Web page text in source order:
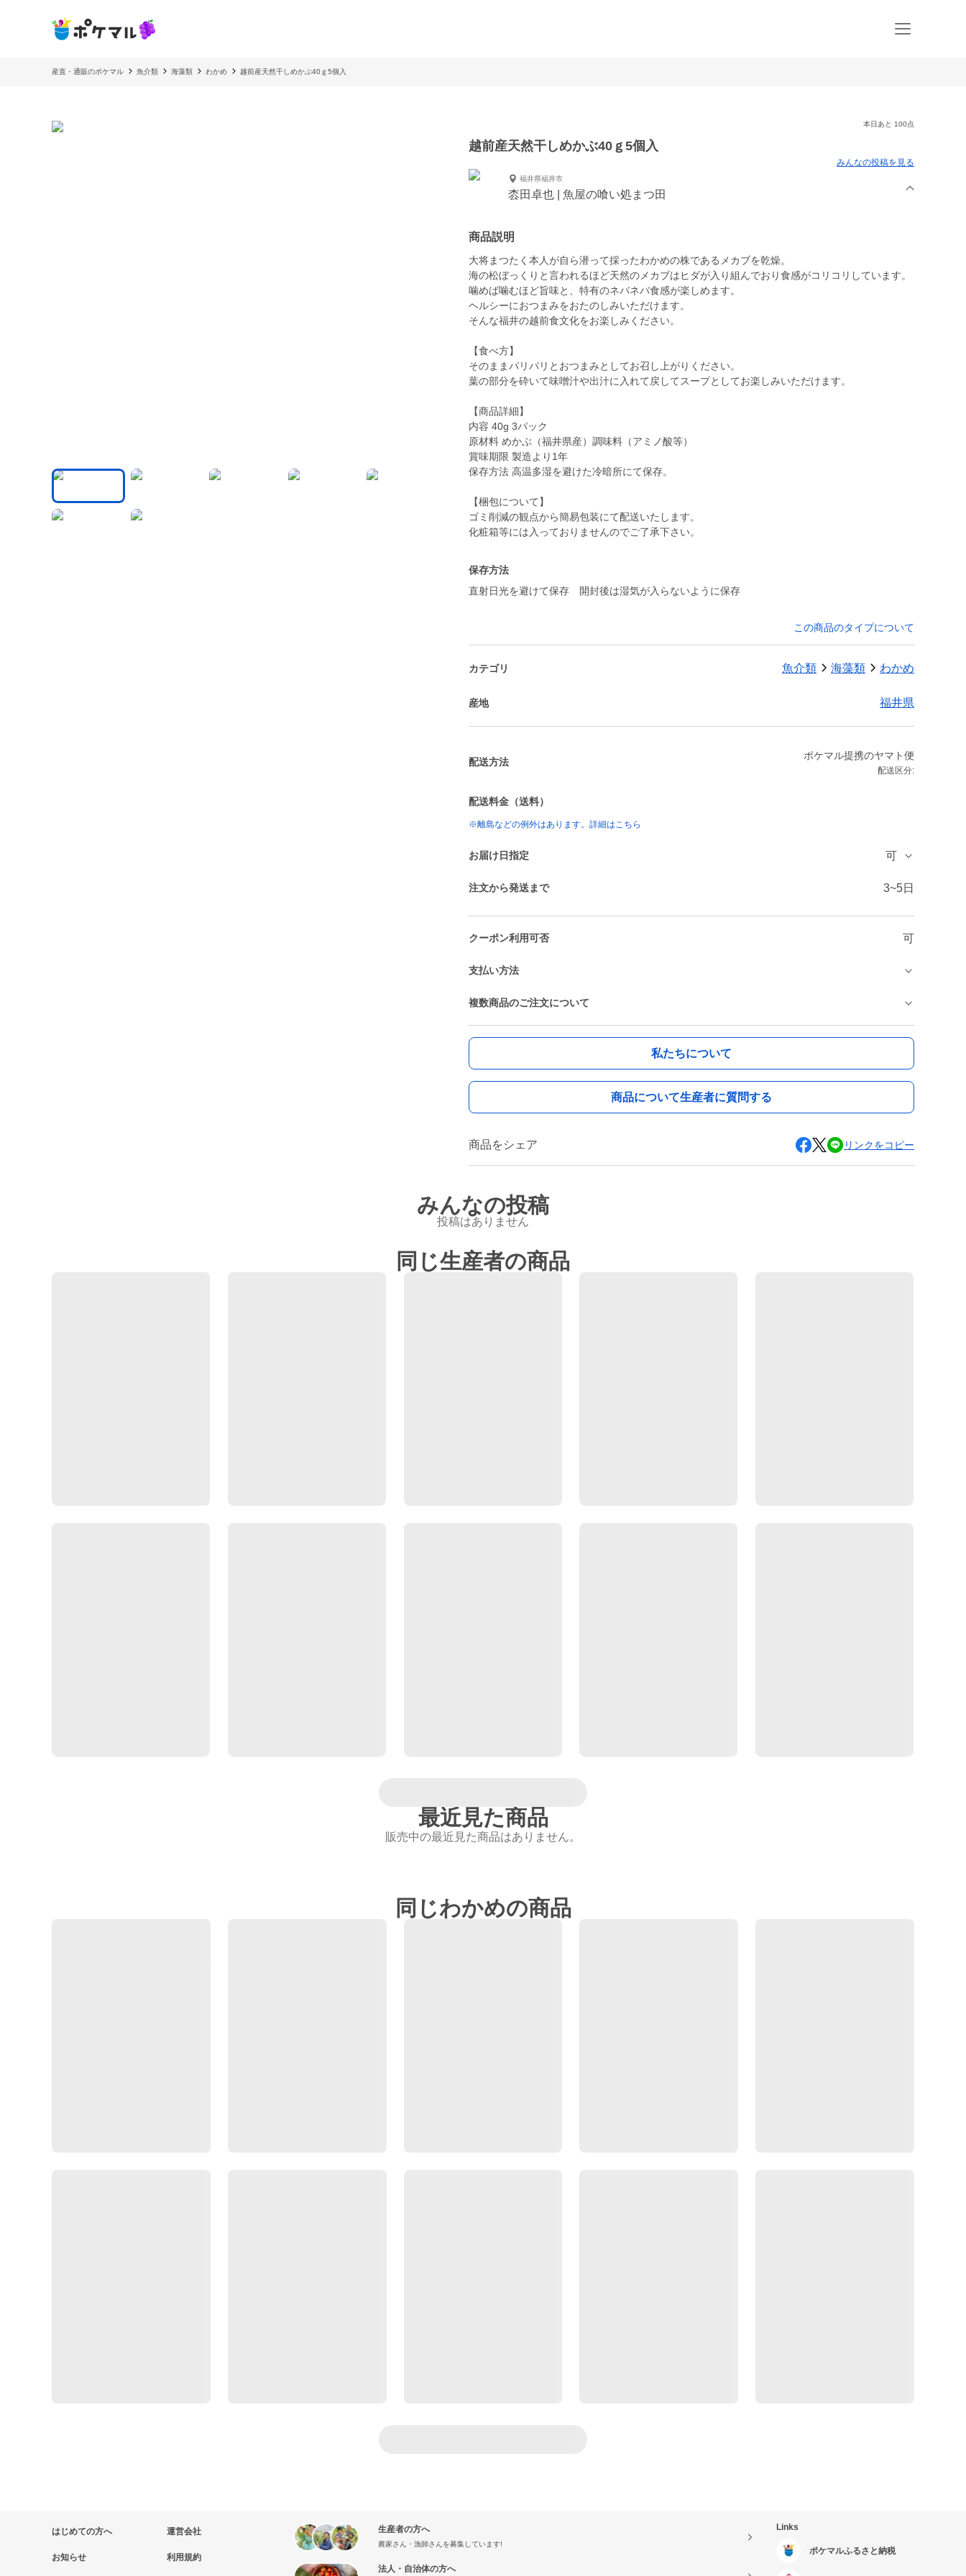
産直・通販のポケマル 魚介類 海藻類 わかめ 越前産天然干しめかぶ40ｇ5個入
本日あと 100点
越前産天然干しめかぶ40ｇ5個入
みんなの投稿を見る
福井県福井市
枩田卓也 | 魚屋の喰い処まつ田
商品説明
大将まつたく本人が自ら潜って採ったわかめの株であるメカブを乾燥。
海の松ぼっくりと言われるほど天然のメカブはヒダが入り組んでおり食感がコリコリしています。
噛めば噛むほど旨味と、特有のネバネバ食感が楽しめます。
ヘルシーにおつまみをおたのしみいただけます。
そんな福井の越前食文化をお楽しみください。
【食べ方】
そのままパリパリとおつまみとしてお召し上がりください。
葉の部分を砕いて味噌汁や出汁に入れて戻してスープとしてお楽しみいただけます。
【商品詳細】
内容 40g 3パック
原材料 めかぶ（福井県産）調味料（アミノ酸等）
賞味期限 製造より1年
保存方法 高温多湿を避けた冷暗所にて保存。
【梱包について】
ゴミ削減の観点から簡易包装にて配送いたします。
化粧箱等には入っておりませんのでご了承下さい。
保存方法
直射日光を避けて保存 開封後は湿気が入らないように保存
この商品のタイプについて
カテゴリ 魚介類 海藻類 わかめ
産地 福井県
配送方法
ポケマル提携のヤマト便
配送区分:
配送料金（送料）
※離島などの例外はあります。詳細はこちら
お届け日指定 可
注文から発送まで 3~5日
クーポン利用可否 可
支払い方法
複数商品のご注文について
私たちについて
商品について生産者に質問する
商品をシェア リンクをコピー
みんなの投稿
投稿はありません
同じ生産者の商品
最近見た商品
販売中の最近見た商品はありません。
同じわかめの商品
はじめての方へ
お知らせ
運営会社
利用規約
生産者の方へ
農家さん・漁師さんを募集しています!
法人・自治体の方へ
Links
ポケマルふるさと納税